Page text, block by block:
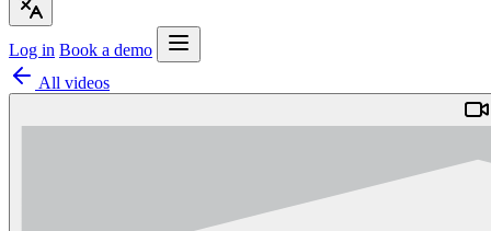
Log in Book a demo
All videos